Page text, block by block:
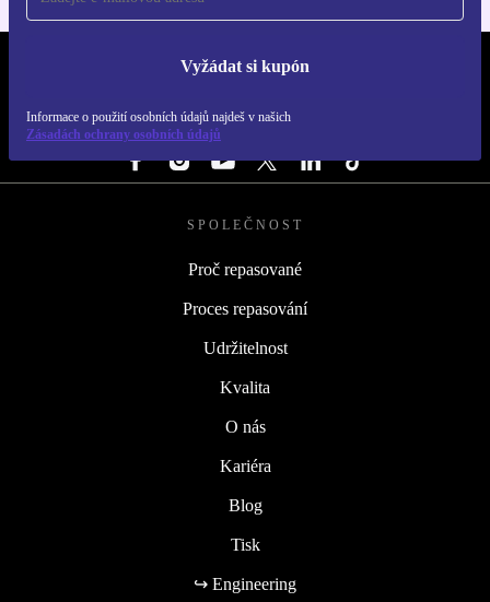
Vyžádat si kupón
Informace o použití osobních údajů najdeš v našich
Zásadách ochrany osobních údajů
REFURBED ČESKO - RETHINK NEW.
SLEDUJ NÁS
SPOLEČNOST
Proč repasované
Proces repasování
Udržitelnost
Kvalita
O nás
Kariéra
Blog
Tisk
↪ Engineering